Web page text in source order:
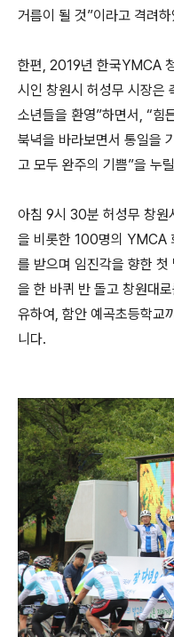
거름이 될 것”이라고 격려
한편, 2019년 한국YMCA
시인 창원시 허성무 시장은
소년들을 환영”하면서, “힘
북녁을 바라보면서 통일을
고 모두 완주의 기쁨”을 누
아침 9시 30분 허성무 창
을 비롯한 100명의 YMCA
를 받으며 임진각을 향한
을 한 바퀴 반 돌고 창원대
유하여, 함안 예곡초등학교
니다.